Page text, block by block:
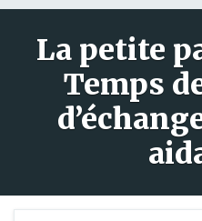
La petite
Temps